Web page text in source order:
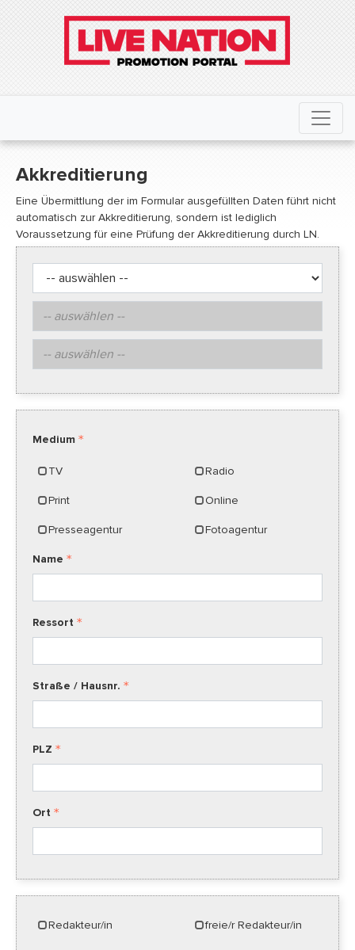
Akkreditierung
Eine Übermittlung der im Formular ausgefüllten Daten führt nicht
automatisch zur Akkreditierung, sondern ist lediglich
Voraussetzung für eine Prüfung der Akkreditierung durch LN.
Medium
TV Radio
Print Online
Presseagentur Fotoagentur
Name
Ressort
Straße / Hausnr.
PLZ
Ort
Redakteur/in freie/r Redakteur/in